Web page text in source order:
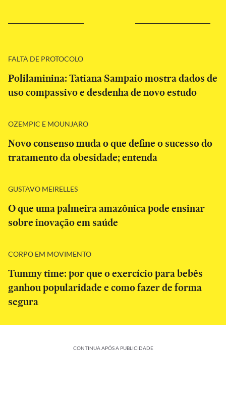
FALTA DE PROTOCOLO
Polilaminina: Tatiana Sampaio mostra dados de
uso compassivo e desdenha de novo estudo
OZEMPIC E MOUNJARO
Novo consenso muda o que define o sucesso do
tratamento da obesidade; entenda
GUSTAVO MEIRELLES
O que uma palmeira amazônica pode ensinar
sobre inovação em saúde
CORPO EM MOVIMENTO
Tummy time: por que o exercício para bebês
ganhou popularidade e como fazer de forma
segura
CONTINUA APÓS A PUBLICIDADE